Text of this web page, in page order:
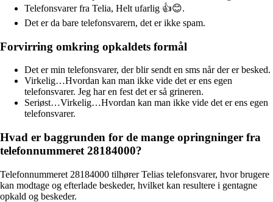
Telefonsvarer fra Telia, Helt ufarlig 👍😊.
Det er da bare telefonsvarern, det er ikke spam.
Forvirring omkring opkaldets formål
Det er min telefonsvarer, der blir sendt en sms når der er besked.
Virkelig…Hvordan kan man ikke vide det er ens egen
telefonsvarer. Jeg har en fest det er så grineren.
Seriøst…Virkelig…Hvordan kan man ikke vide det er ens egen
telefonsvarer.
Hvad er baggrunden for de mange opringninger fra
telefonnummeret 28184000?
Telefonnummeret 28184000 tilhører Telias telefonsvarer, hvor brugere
kan modtage og efterlade beskeder, hvilket kan resultere i gentagne
opkald og beskeder.